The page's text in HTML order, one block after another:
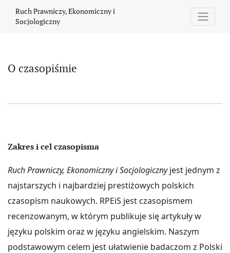
O czasopiśmie
Ruch Prawniczy, Ekonomiczny i
Socjologiczny
O czasopiśmie
Zakres i cel czasopisma
Ruch Prawniczy, Ekonomiczny i Socjologicznyjest jednym z
najstarszych i najbardziej prestiżowych polskich
czasopism naukowych. RPEiS jest czasopismem
recenzowanym, w którym publikuje się artykuły w
języku polskim oraz w języku angielskim. Naszym
podstawowym celem jest ułatwienie badaczom z Polski